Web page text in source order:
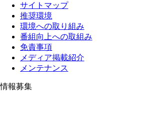
サイトマップ
推奨環境
環境への取り組み
番組向上への取組み
免責事項
メディア掲載紹介
メンテナンス
情報募集